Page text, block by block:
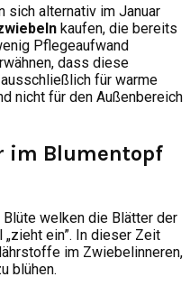
sich alternativ im Januar
kaufen, die bereits
Pflegeaufwand
dass diese
für warme
nicht für den Außenbereich
im Blumentopf
welken die Blätter der
ein”. In dieser Zeit
im Zwiebelinneren,
blühen.